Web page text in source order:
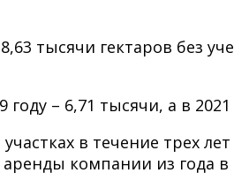
тысячи гектаров без
– 6,71 тысячи, а в 2021
в течение трех
компании из года в